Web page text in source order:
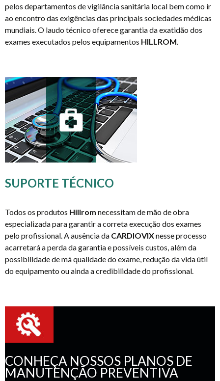
pelos departamentos de vigilância sanitária local bem como ir
ao encontro das exigências das principais sociedades médicas
mundiais. O laudo técnico oferece garantia da exatidão dos
exames executados pelos equipamentos HILLROM.
SUPORTE TÉCNICO
Todos os produtos Hillrom necessitam de mão de obra
especializada para garantir a correta execução dos exames
pelo profissional. A ausência da CARDIOVIXnesse processo
acarretará a perda da garantia e possíveis custos, além da
possibilidade de má qualidade do exame, redução da vida útil
do equipamento ou ainda a credibilidade do profissional.
CONHEÇA NOSSOS PLANOS DE
MANUTENÇÃO PREVENTIVA